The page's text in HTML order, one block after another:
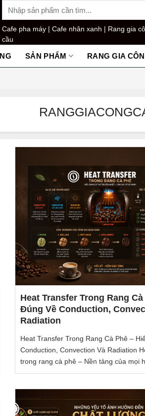
kiếm:
Cafe pha máy | Cafe nhân xanh | Rang gia
cầu
SẢN PHẨM RANG GIA
Heat Transfer Trong Rang
Đúng Về Conduction,
Radiation
Heat Transfer Trong Rang Cà Phê –
Conduction, Convection Và Radiation
trong rang cà phê – Nền tảng của mọi